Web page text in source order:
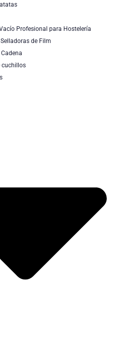
Profesional para Hostelería
de Film
cuchillos